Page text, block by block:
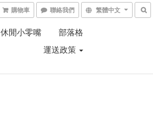
購物車 聯絡我們 繁體中文
休閒小零嘴
部落格
運送政策